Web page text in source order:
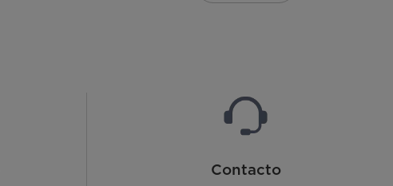
Contacto